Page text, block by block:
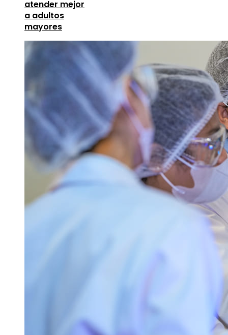
atender mejor
a adultos
mayores